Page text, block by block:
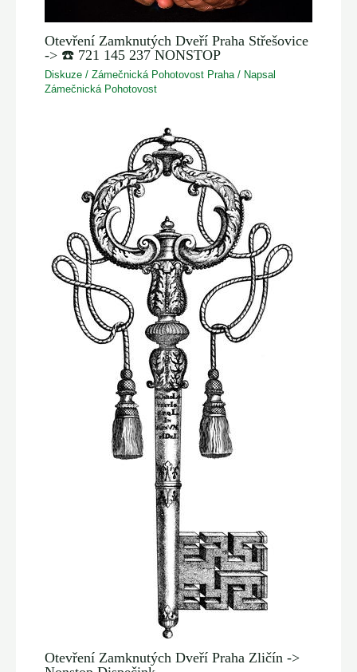
Otevření Zamknutých Dveří Praha Střešovice
-> ☎️ 721 145 237 NONSTOP
Diskuze /Zámečnická Pohotovost Praha / Napsal
Zámečnická Pohotovost
Otevření Zamknutých Dveří Praha Zličín ->